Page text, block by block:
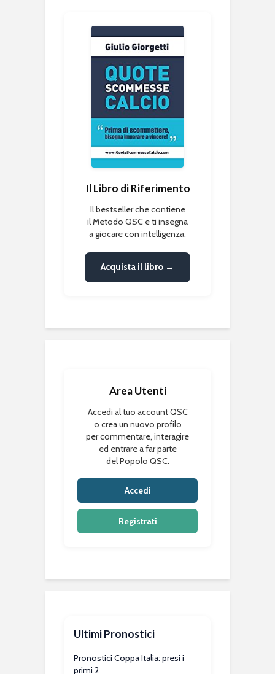
Il Libro di Riferimento
Il bestseller che contiene
il Metodo QSC e ti insegna
a giocare con intelligenza.
Acquista il libro →
Area Utenti
Accedi al tuo account QSC
o crea un nuovo profilo
per commentare, interagire
ed entrare a far parte
del Popolo QSC.
Accedi
Registrati
Ultimi Pronostici
Pronostici Coppa Italia: presi i
primi 2